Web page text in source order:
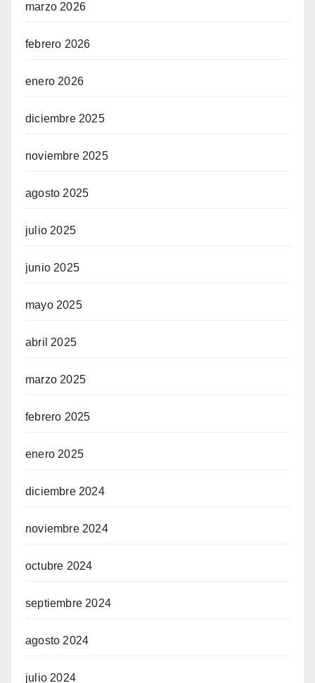
marzo 2026
febrero 2026
enero 2026
diciembre 2025
noviembre 2025
agosto 2025
julio 2025
junio 2025
mayo 2025
abril 2025
marzo 2025
febrero 2025
enero 2025
diciembre 2024
noviembre 2024
octubre 2024
septiembre 2024
agosto 2024
julio 2024